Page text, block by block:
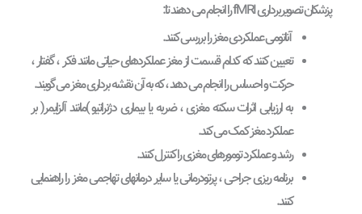
پزشکان تصویربرداری fMRI را انجام می دهند تا:
آناتومی عملکردی مغز را بررسی کنند.
تعیین کنند که کدام قسمت از مغز عملکردهای حیاتی مانند فکر ، گفتار ،
حرکت و احساس را انجام می دهد ، که به آن نقشه برداری مغز می گویند.
به ارزیابی اثرات سکته مغزی ، ضربه یا بیماری دژنراتیو )مانند آلزایمر( بر
عملکرد مغز کمک می کند.
رشد و عملکرد تومورهای مغزی را کنترل کنند.
برنامه ریزی جراحی ، پرتودرمانی یا سایر درمانهای تهاجمی مغز را راهنمایی
کنند.